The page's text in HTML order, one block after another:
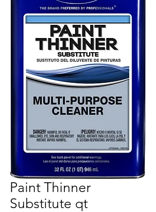
Paint Thinner
Substitute qt